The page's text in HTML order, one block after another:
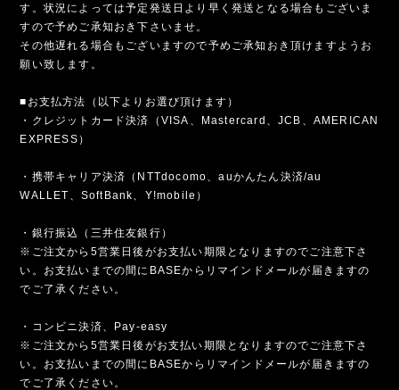
す。状況によっては予定発送日より早く発送となる場合もございま
すので予めご承知おき下さいませ。
その他遅れる場合もございますので予めご承知おき頂けますようお
願い致します。
■お支払方法（以下よりお選び頂けます）
・クレジットカード決済（VISA、Mastercard、JCB、AMERICAN
EXPRESS）
・携帯キャリア決済（NTTdocomo、auかんたん決済/au
WALLET、SoftBank、Y!mobile）
・銀行振込（三井住友銀行）
※ご注文から5営業日後がお支払い期限となりますのでご注意下さ
い。お支払いまでの間にBASEからリマインドメールが届きますの
でご了承ください。
・コンビニ決済、Pay-easy
※ご注文から5営業日後がお支払い期限となりますのでご注意下さ
い。お支払いまでの間にBASEからリマインドメールが届きますの
でご了承ください。